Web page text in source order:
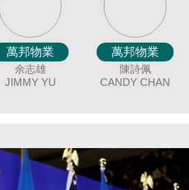
萬邦物業
謝愛珍
JUNE TSE
萬邦物業
吳美美
MEI NG
萬邦物業
袁月明
MING YUAN
萬邦物業
蔡秀晶
CRYSTAL
萬邦物業
余志雄
JIMMY YU
萬邦物業
連愛玲
ELIZA LIN
萬邦物業
陳蘭貞
COCO CHAN
萬邦物業
伍志達
TAT NG
萬邦物業
童麗珍
JOEY TONG
萬邦物業
羅貝銘
MING LO
萬邦物業
鍾唯美
ANGEL CHUNG
萬邦物業
陳詩佩
CANDY CHAN